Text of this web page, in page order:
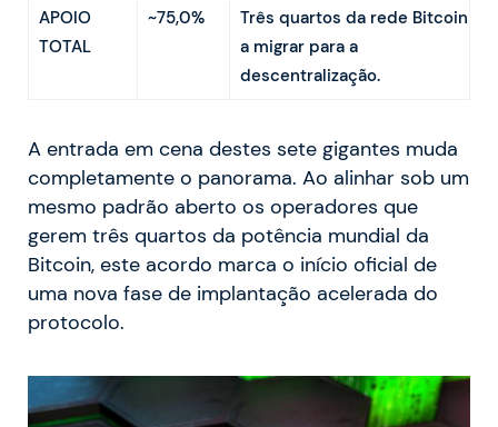
APOIO
TOTAL
~75,0%
Três quartos da rede Bitcoin
a migrar para a
descentralização.
A entrada em cena destes sete gigantes muda
completamente o panorama. Ao alinhar sob um
mesmo padrão aberto os operadores que
gerem três quartos da potência mundial da
Bitcoin, este acordo marca o início oficial de
uma nova fase de implantação acelerada do
protocolo.